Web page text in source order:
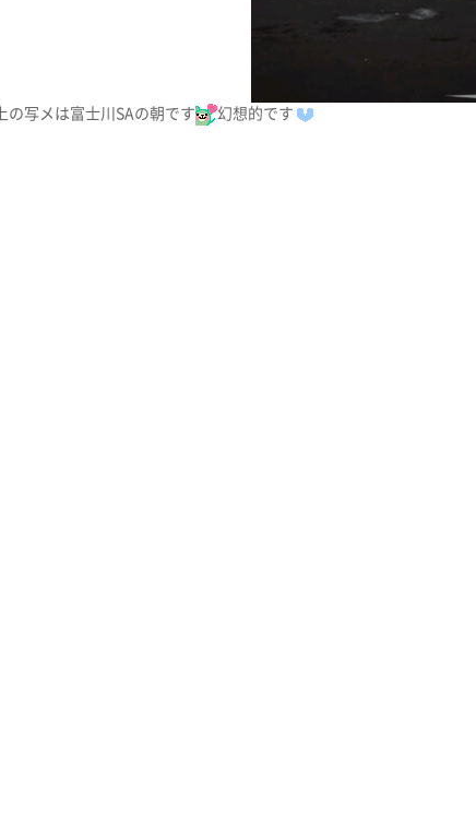
上の写メは富士川SAの朝です 幻想的です